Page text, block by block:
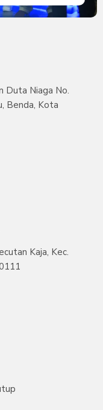
Duta Niaga No.
Benda, Kota
Kaja, Kec.